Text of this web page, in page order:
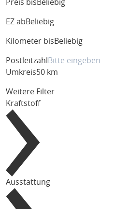
Preis bis Beliebig
EZ ab Beliebig
Kilometer bis Beliebig
Postleitzahl
Umkreis50 km
Weitere Filter
Kraftstoff
Ausstattung